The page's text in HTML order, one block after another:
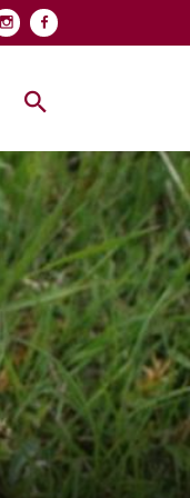
Topp
Hovedmeny